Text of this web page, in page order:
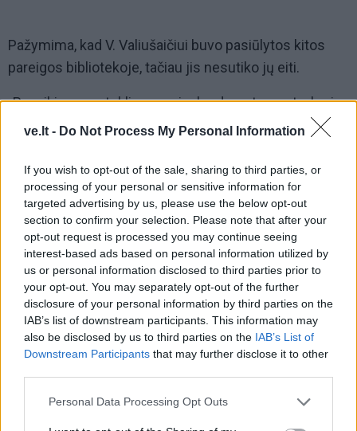
ve.lt - Do Not Process My Personal Information
If you wish to opt-out of the sale, sharing to third parties, or
processing of your personal or sensitive information for
targeted advertising by us, please use the below opt-out
section to confirm your selection. Please note that after your
opt-out request is processed you may continue seeing
interest-based ads based on personal information utilized by
us or personal information disclosed to third parties prior to
your opt-out. You may separately opt-out of the further
disclosure of your personal information by third parties on the
IAB’s list of downstream participants. This information may
also be disclosed by us to third parties on the IAB’s List of
Downstream Participants that may further disclose it to other
Personal Data Processing Opt Outs
Pažymima, kad V. Valiušaičiui buvo pasiūlytos kitos
pareigos bibliotekoje, tačiau jis nesutiko jų eiti.
„Panaikinus perteklinę pareigybę departamente, kuris
nevykdo tyrimų veiklų, ir nesant laisvų tyrėjų
atsisakius užimti kitas jam pasiūlytas pareigas
bibliotekoje, darbo sutartis su juo buvo nutraukta
suėjus įspėjimo terminui.
V. Valiušaičio kaip tyrėjo veikla šiame kontekste
nebuvo vertinta ir neturėjo įtakos sprendimui“, –
tikinama Martyno Mažvydo bibliotekos pranešime.
Be to, Nacionalinės bibliotekos atstovai akcentuoja,
kad V. Valiušaičio atleidimas nėra susijęs ir su
Dokumentinio paveldo tyrimų departamentu, kuris
vykdo taikomuosius lituanistinio paveldo mokslinius